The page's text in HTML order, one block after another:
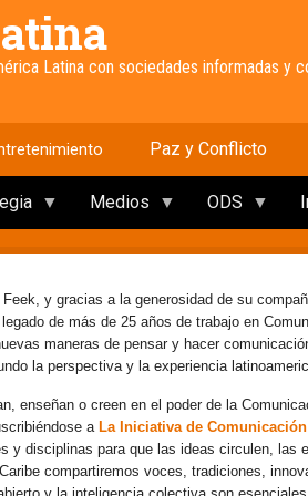
Latina con sociedades informadas y
Paz y Conflicto
Medios ODS
y gracias a la generosidad de su
de más de 25 años de trabajo en
maneras de pensar y hacer
la perspectiva y la experiencia
enseñan o creen en el poder de la
a La Iniciativa de
y disciplinas para que las ideas circulen, las
compartiremos voces, tradiciones,